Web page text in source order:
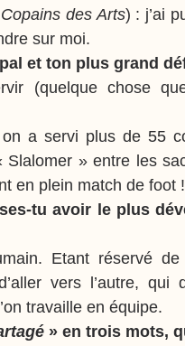
Copains des Arts) : j’ai
sur moi.
et ton plus grand
(quelque chose
a servi plus de 55
Slalomer » entre les
en plein match de foot !
tu avoir le plus
Etant réservé de
vers l’autre, qui
travaille en équipe.
» en trois mots,